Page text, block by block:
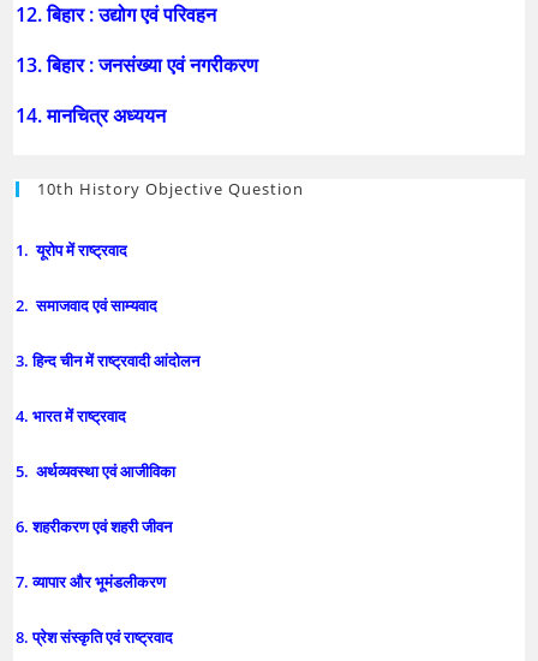
12. बिहार : उद्योग एवं परिवहन
13. बिहार : जनसंख्या एवं नगरीकरण
14. मानचित्र अध्ययन
10th History Objective Question
1. यूरोप में राष्ट्रवाद
2. समाजवाद एवं साम्यवाद
3. हिन्द चीन में राष्ट्रवादी आंदोलन
4. भारत में राष्ट्रवाद
5. अर्थव्यवस्था एवं आजीविका
6. शहरीकरण एवं शहरी जीवन
7. व्यापार और भूमंडलीकरण
8. प्रेश संस्कृति एवं राष्ट्रवाद